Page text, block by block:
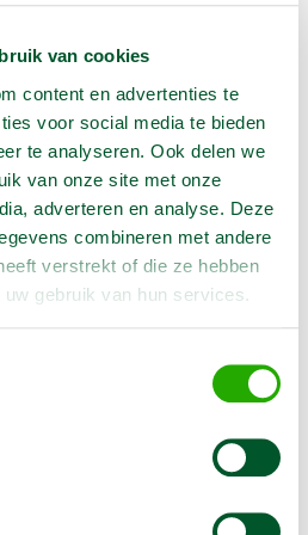
van cookies
content en advertenties te
voor social media te bieden
te analyseren. Ook delen we
van onze site met onze
adverteren en analyse. Deze
combineren met andere
verstrekt of die ze hebben
gebruik van hun services.
voor de dag van
rekening wordt gebracht.
de huurder Arma het gehuurde
op te halen is huurder daarom
verschuldigd. Indien het
op te halen Arma bereikt na
is Arma gerechtigd de daarop
rekening te brengen.
te storten zoals partijen
Na terugbezorging
van de nog onbetaalde
en/of kosten.